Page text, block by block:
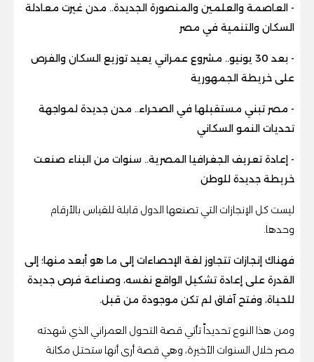
- العاصمة والعلمين والمنصورة الجديدة.. مدن غيرت معادلة
السكان والتنمية في مصر
- بعد 30 يونيو.. مشروع عمراني يعيد توزيع السكان والفرص
على خريطة الجمهورية
- مصر تبني مستقبلها في الصحراء.. مدن جديدة لمواجهة
تحديات النمو السكاني
- إعادة تعريف الجغرافيا المصرية.. سنوات من البناء صنعت
خريطة جديدة للوطن
ليست كل الإنجازات التي تصنعها الدول قابلة للقياس بالأرقام
وحدها.
فهناك إنجازات تتجاوز لغة الإحصاءات إلى ما هو أبعد منها؛ إلى
القدرة على إعادة تشكيل الواقع نفسه، وصناعة فرص جديدة
للحياة، وفتح آفاق لم تكن موجودة من قبل.
ومن هذا النوع تحديداً تأتي قصة التحول العمراني الذي شهدته
مصر خلال السنوات الأخيرة، وهي قصة أرى أنها ستحتل مكانة